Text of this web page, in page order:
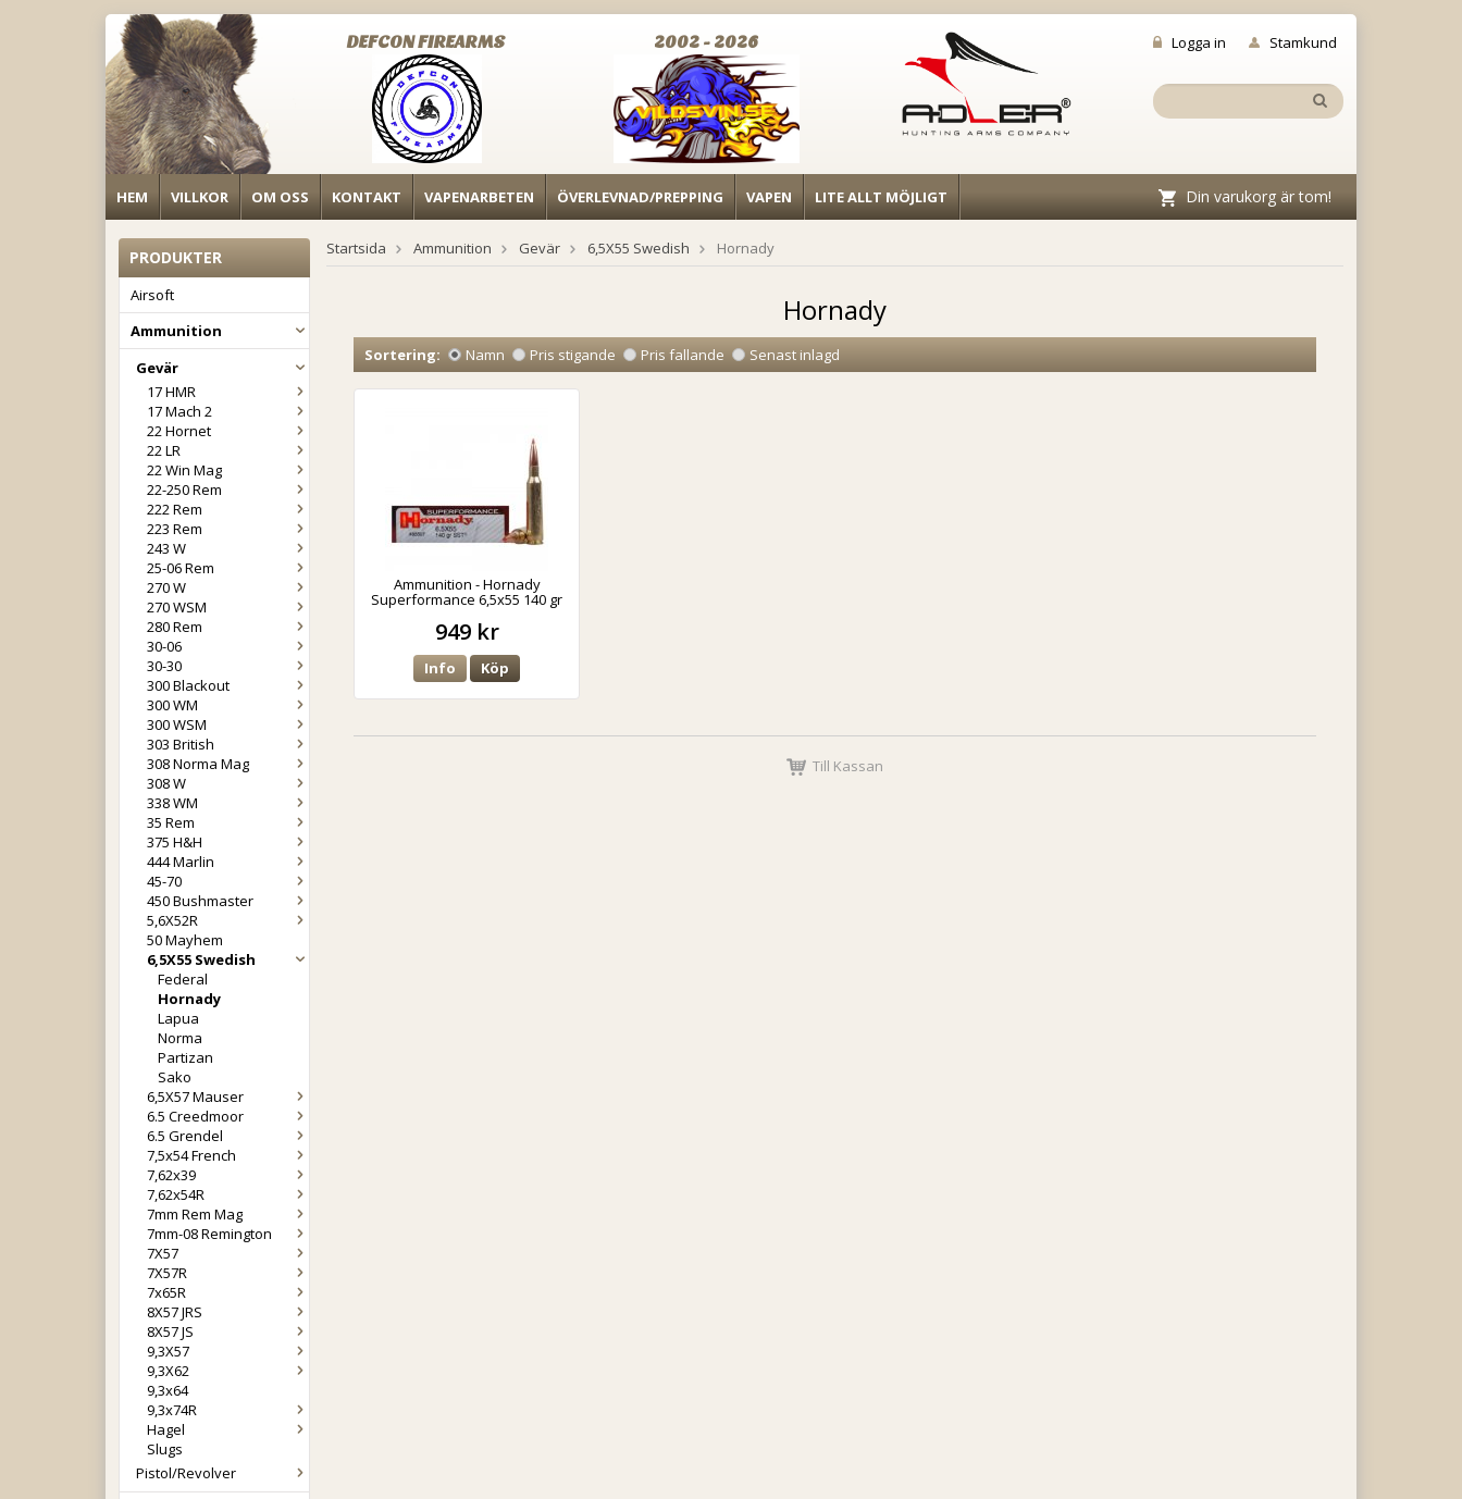
Logga in Stamkund
DEFCON FIREARMS 2002 - 2026
HEM VILLKOR OM OSS KONTAKT VAPENARBETEN ÖVERLEVNAD/PREPPING VAPEN LITE ALLT MÖJLIGT Din varukorg är tom!
PRODUKTER
Airsoft
Ammunition
Gevär
17 HMR
17 Mach 2
22 Hornet
22 LR
22 Win Mag
22-250 Rem
222 Rem
223 Rem
243 W
25-06 Rem
270 W
270 WSM
280 Rem
30-06
30-30
300 Blackout
300 WM
300 WSM
303 British
308 Norma Mag
308 W
338 WM
35 Rem
375 H&H
444 Marlin
45-70
450 Bushmaster
5,6X52R
50 Mayhem
6,5X55 Swedish
Federal
Hornady
Lapua
Norma
Partizan
Sako
6,5X57 Mauser
6.5 Creedmoor
6.5 Grendel
7,5x54 French
7,62x39
7,62x54R
7mm Rem Mag
7mm-08 Remington
7X57
7X57R
7x65R
8X57 JRS
8X57 JS
9,3X57
9,3X62
9,3x64
9,3x74R
Hagel
Slugs
Pistol/Revolver
Startsida Ammunition Gevär 6,5X55 Swedish Hornady
Hornady
Sortering: Namn Pris stigande Pris fallande Senast inlagd
Ammunition - Hornady
Superformance 6,5x55 140 gr
949 kr
Info Köp
Till Kassan